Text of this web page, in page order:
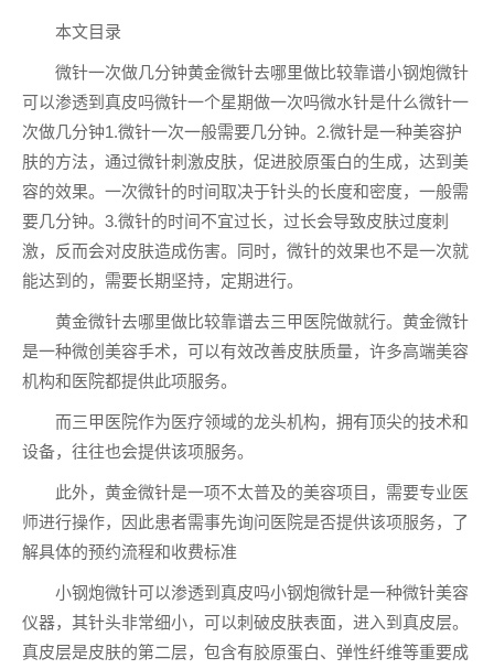
本文目录
微针一次做几分钟黄金微针去哪里做比较靠谱小钢炮微针
可以渗透到真皮吗微针一个星期做一次吗微水针是什么微针一
次做几分钟1.微针一次一般需要几分钟。2.微针是一种美容护
肤的方法，通过微针刺激皮肤，促进胶原蛋白的生成，达到美
容的效果。一次微针的时间取决于针头的长度和密度，一般需
要几分钟。3.微针的时间不宜过长，过长会导致皮肤过度刺
激，反而会对皮肤造成伤害。同时，微针的效果也不是一次就
能达到的，需要长期坚持，定期进行。
黄金微针去哪里做比较靠谱去三甲医院做就行。黄金微针
是一种微创美容手术，可以有效改善皮肤质量，许多高端美容
机构和医院都提供此项服务。
而三甲医院作为医疗领域的龙头机构，拥有顶尖的技术和
设备，往往也会提供该项服务。
此外，黄金微针是一项不太普及的美容项目，需要专业医
师进行操作，因此患者需事先询问医院是否提供该项服务，了
解具体的预约流程和收费标准
小钢炮微针可以渗透到真皮吗小钢炮微针是一种微针美容
仪器，其针头非常细小，可以刺破皮肤表面，进入到真皮层。
真皮层是皮肤的第二层，包含有胶原蛋白、弹性纤维等重要成